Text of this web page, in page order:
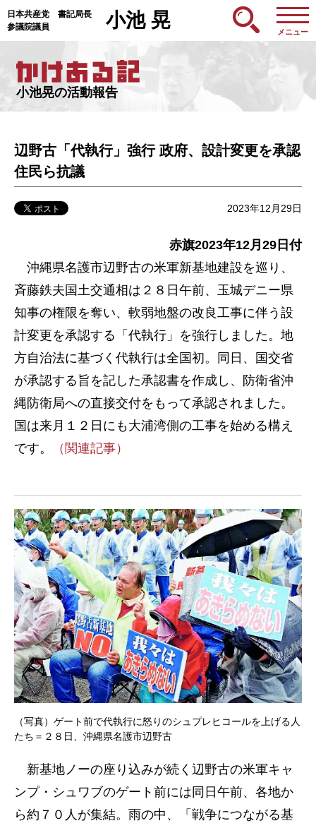
日本共産党 書記局長
参議院議員
小池 晃
メニュー
小池晃の活動報告
辺野古「代執行」強行 政府、設計変更を承認
住民ら抗議
2023年12月29日
赤旗2023年12月29日付
沖縄県名護市辺野古の米軍新基地建設を巡り、
斉藤鉄夫国土交通相は２８日午前、玉城デニー県
知事の権限を奪い、軟弱地盤の改良工事に伴う設
計変更を承認する「代執行」を強行しました。地
方自治法に基づく代執行は全国初。同日、国交省
が承認する旨を記した承認書を作成し、防衛省沖
縄防衛局への直接交付をもって承認されました。
国は来月１２日にも大浦湾側の工事を始める構え
です。
（関連記事）
（写真）ゲート前で代執行に怒りのシュプレヒコールを上げる人
たち＝２８日、沖縄県名護市辺野古
新基地ノーの座り込みが続く辺野古の米軍キャ
ンプ・シュワブのゲート前には同日午前、各地か
ら約７０人が集結。雨の中、「戦争につながる基